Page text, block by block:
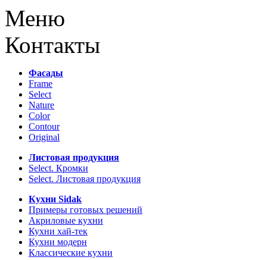
Меню
Контакты
Фасады
Frame
Select
Nature
Color
Contour
Original
Листовая продукция
Select. Кромки
Select. Листовая продукция
Кухни Sidak
Примеры готовых решений
Акриловые кухни
Кухни хай-тек
Кухни модерн
Классические кухни